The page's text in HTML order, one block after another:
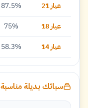
عيار 21
87.5%
عيار 18
75%
عيار 14
58.3%
سبائك بديلة مناسبة